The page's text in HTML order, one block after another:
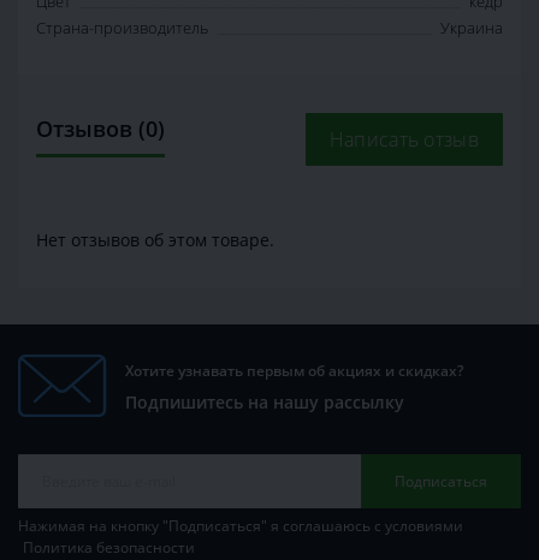
Страна-производитель
Украина
Отзывов (0) Написать отзыв
Нет отзывов об этом товаре.
Хотите узнавать первым об акциях и скидках?
Подпишитесь на нашу рассылку
Подписаться
Нажимая на кнопку "Подписаться" я соглашаюсь с условиями
Политика безопасности